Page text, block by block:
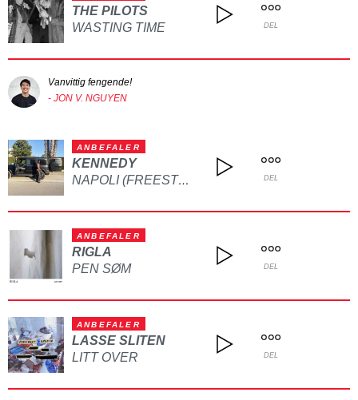
THE PILOTS
WASTING TIME
DEL
Vanvittig fengende!
- JON V. NGUYEN
ANBEFALER
KENNEDY
NAPOLI (FREESTYLE) DEL
ANBEFALER
RIGLA
PEN SØM
DEL
ANBEFALER
LASSE SLITEN
LITT OVER
DEL